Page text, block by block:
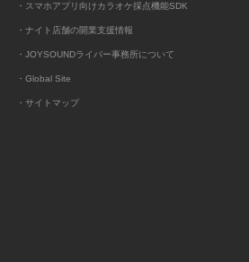
・スマホアプリ向けカラオケ採点機能SDK
・ナイト店舗の開業支援情報
・JOYSOUNDライバー事務所について
・Global Site
・サイトマップ